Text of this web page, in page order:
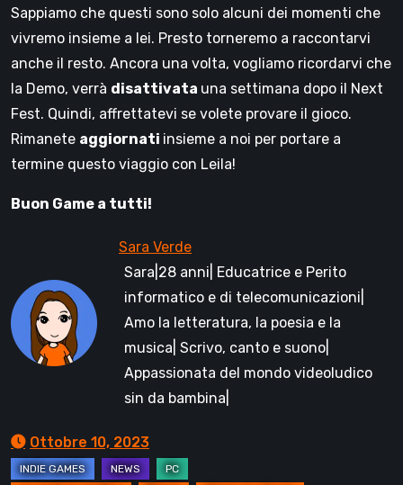
Sappiamo che questi sono solo alcuni dei momenti che
vivremo insieme a lei. Presto torneremo a raccontarvi
anche il resto. Ancora una volta, vogliamo ricordarvi che
la Demo, verrà disattivata una settimana dopo il Next
Fest. Quindi, affrettatevi se volete provare il gioco.
Rimanete aggiornati insieme a noi per portare a
termine questo viaggio con Leila!
Buon Game a tutti!
Sara|28 anni| Educatrice e Perito
informatico e di telecomunicazioni|
Amo la letteratura, la poesia e la
musica| Scrivo, canto e suono|
Appassionata del mondo videoludico
sin da bambina|
Ottobre 10, 2023